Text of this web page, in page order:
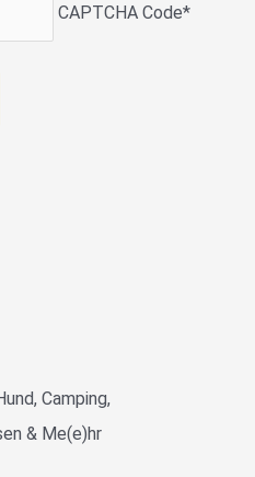
CAPTCHA Code*
Camping,
& Me(e)hr